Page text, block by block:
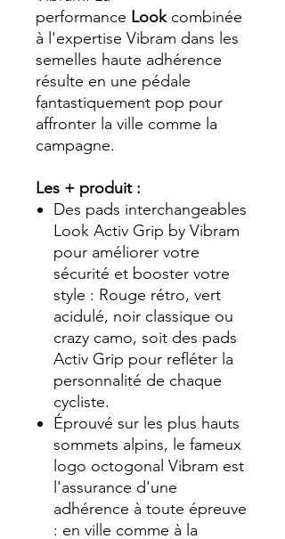
performance Lookcombinée
à l'expertise Vibram dans les
semelles haute adhérence
résulte en une pédale
fantastiquement pop pour
affronter la ville comme la
campagne.
Les + produit :
Des pads interchangeables
Look Activ Grip by Vibram
pour améliorer votre
sécurité et booster votre
style : Rouge rétro, vert
acidulé, noir classique ou
crazy camo, soit des pads
Activ Grip pour refléter la
personnalité de chaque
cycliste.
Éprouvé sur les plus hauts
sommets alpins, le fameux
logo octogonal Vibram est
l'assurance d'une
adhérence à toute épreuve
: en ville comme à la